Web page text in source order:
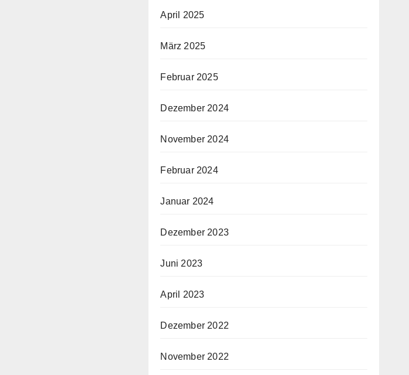
April 2025
März 2025
Februar 2025
Dezember 2024
November 2024
Februar 2024
Januar 2024
Dezember 2023
Juni 2023
April 2023
Dezember 2022
November 2022